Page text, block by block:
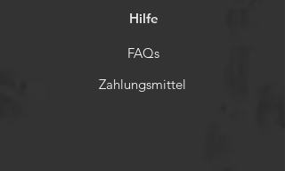
Hilfe
FAQs
Zahlungsmittel